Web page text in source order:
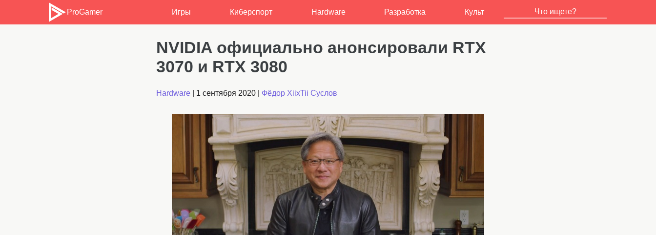
ProGamer Игры Киберспорт Hardware Разработка Культ
NVIDIA официально анонсировали RTX
3070 и RTX 3080
Hardware 1 сентября 2020 Фёдор XiixTii Суслов